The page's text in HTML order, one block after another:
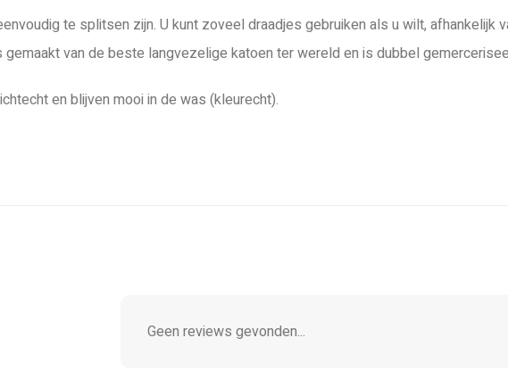
te splitsen zijn. U kunt zoveel draadjes gebruiken als u wilt, afhankelijk
van de beste langvezelige katoen ter wereld en is dubbel
en blijven mooi in de was (kleurecht).
Geen reviews gevonden...